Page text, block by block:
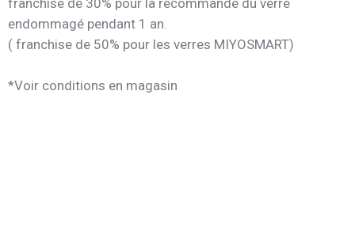
franchise de 30% pour la recommande du verre
endommagé pendant 1 an.
( franchise de 50% pour les verres MIYOSMART)
*Voir conditions en magasin